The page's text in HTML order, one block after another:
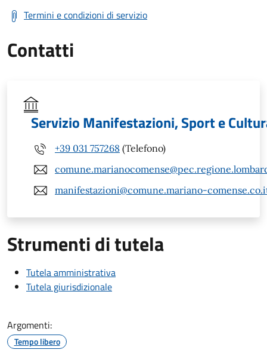
Termini e condizioni di servizio
Contatti
Servizio Manifestazioni, Sport e
+39 031 757268 (Telefono)
manifestazioni@comune.mariano-
Strumenti di tutela
Tutela amministrativa
Tutela giurisdizionale
Argomenti:
Tempo libero